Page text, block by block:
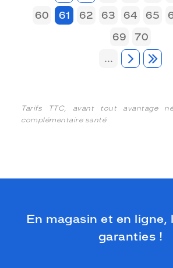
60
61 62 63 64 65
69
70
...
Tarifs TTC, avant tout avantage
complémentaire santé
En magasin et en ligne,
garanties !